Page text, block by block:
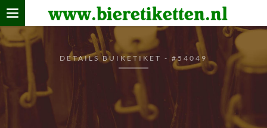
www.bieretiketten.nl
Home
verzamelen
De bierkaart
Bezoekers
DETAILS BUIKETIKET - #54049